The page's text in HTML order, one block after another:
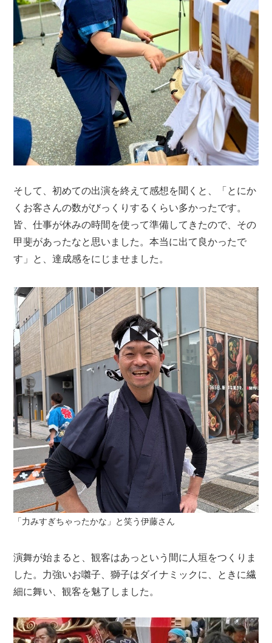
そして、初めての出演を終えて感想を聞くと、「とにか
くお客さんの数がびっくりするくらい多かったです。
皆、仕事が休みの時間を使って準備してきたので、その
甲斐があったなと思いました。本当に出て良かったで
す」と、達成感をにじませました。
「力みすぎちゃったかな」と笑う伊藤さん
演舞が始まると、観客はあっという間に人垣をつくりま
した。力強いお囃子、獅子はダイナミックに、ときに繊
細に舞い、観客を魅了しました。